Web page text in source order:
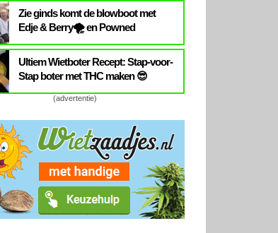
Zie ginds komt de blowboot met
Edje & Berry🌪️ en Powned
Ultiem Wietboter Recept: Stap-voor-
Stap boter met THC maken 😎
(advertentie)